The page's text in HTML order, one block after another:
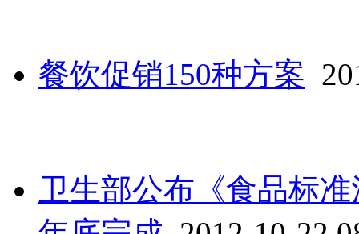
餐饮促销150种方案
卫生部公布《食品标